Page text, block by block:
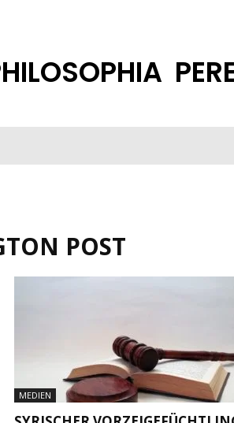
POST
MEDIEN